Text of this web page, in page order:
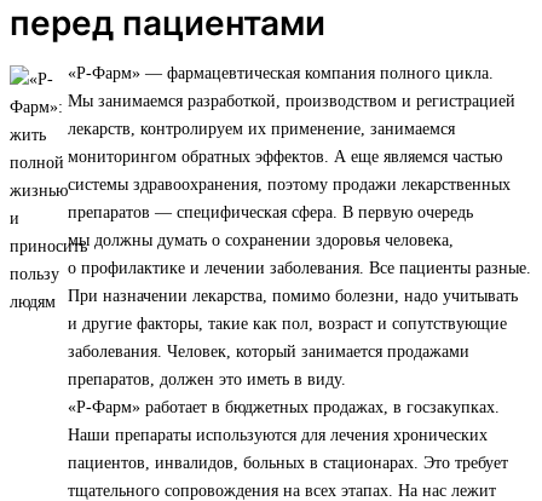
перед пациентами
«Р-Фарм» — фармацевтическая компания полного цикла.
Мы занимаемся разработкой, производством и регистрацией
лекарств, контролируем их применение, занимаемся
мониторингом обратных эффектов. А еще являемся частью
системы здравоохранения, поэтому продажи лекарственных
препаратов — специфическая сфера. В первую очередь
мы должны думать о сохранении здоровья человека,
о профилактике и лечении заболевания. Все пациенты разные.
При назначении лекарства, помимо болезни, надо учитывать
и другие факторы, такие как пол, возраст и сопутствующие
заболевания. Человек, который занимается продажами
препаратов, должен это иметь в виду.
«Р-Фарм» работает в бюджетных продажах, в госзакупках.
Наши препараты используются для лечения хронических
пациентов, инвалидов, больных в стационарах. Это требует
тщательного сопровождения на всех этапах. На нас лежит